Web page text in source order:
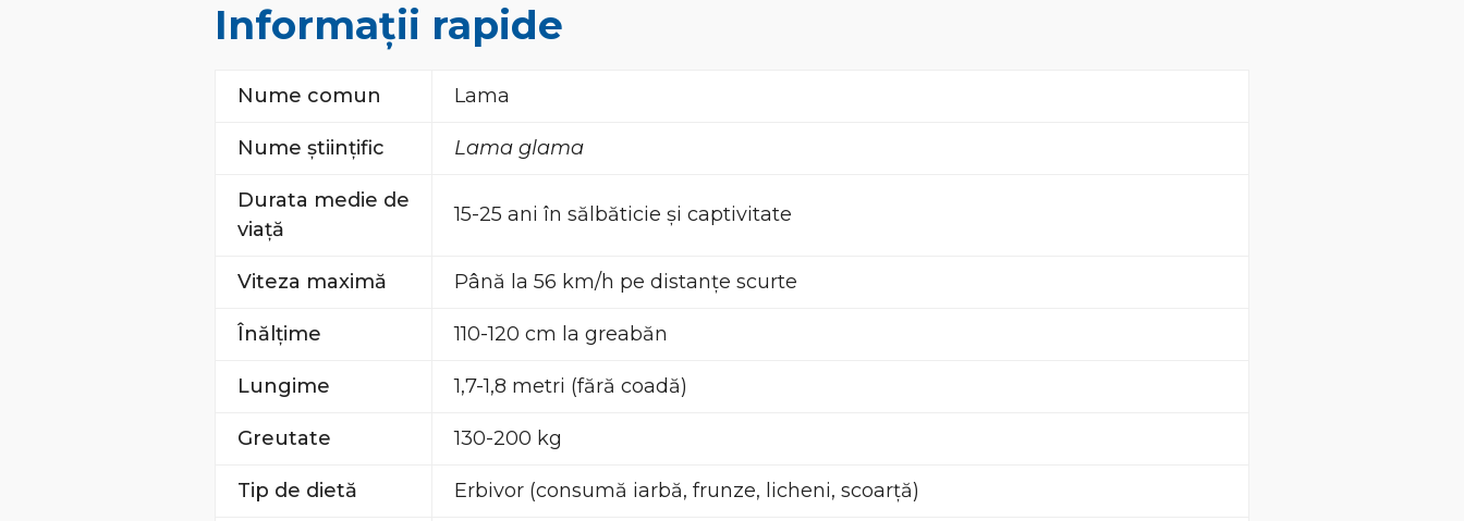
Informații rapide
Nume comun Lama
Nume științific Lama glama
Durata medie de
viață
15-25 ani în sălbăticie și captivitate
Viteza maximă Până la 56 km/h pe distanțe scurte
Înălțime 110-120 cm la greabăn
Lungime 1,7-1,8 metri (fără coadă)
Greutate 130-200 kg
Tip de dietă Erbivor (consumă iarbă, frunze, licheni, scoarță)